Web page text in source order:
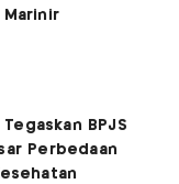
Marinir
BPJS
Perbedaan